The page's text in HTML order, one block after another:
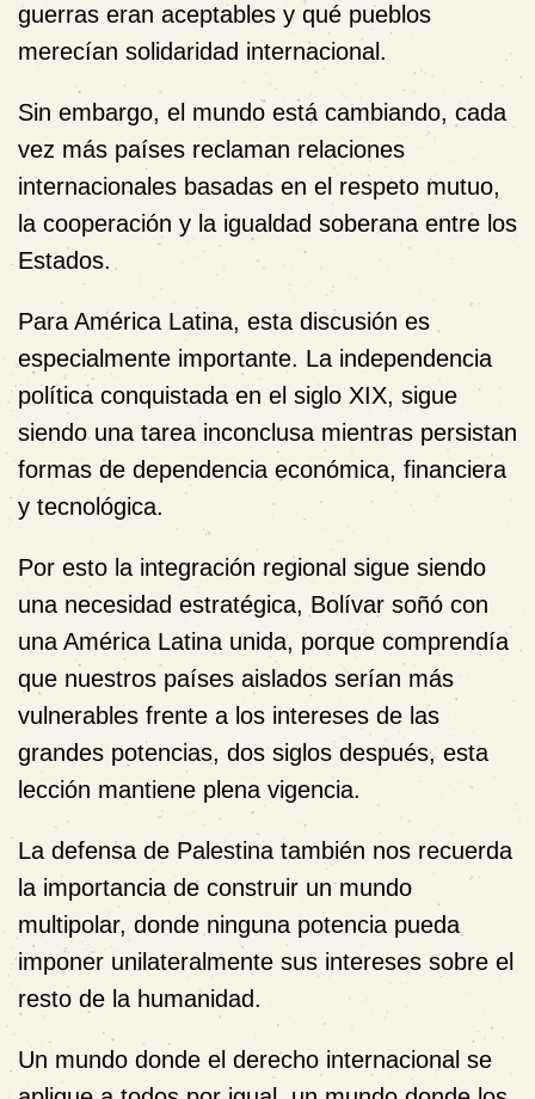
guerras eran aceptables y qué pueblos
merecían solidaridad internacional.
Sin embargo, el mundo está cambiando, cada
vez más países reclaman relaciones
internacionales basadas en el respeto mutuo,
la cooperación y la igualdad soberana entre los
Estados.
Para América Latina, esta discusión es
especialmente importante. La independencia
política conquistada en el siglo XIX, sigue
siendo una tarea inconclusa mientras persistan
formas de dependencia económica, financiera
y tecnológica.
Por esto la integración regional sigue siendo
una necesidad estratégica, Bolívar soñó con
una América Latina unida, porque comprendía
que nuestros países aislados serían más
vulnerables frente a los intereses de las
grandes potencias, dos siglos después, esta
lección mantiene plena vigencia.
La defensa de Palestina también nos recuerda
la importancia de construir un mundo
multipolar, donde ninguna potencia pueda
imponer unilateralmente sus intereses sobre el
resto de la humanidad.
Un mundo donde el derecho internacional se